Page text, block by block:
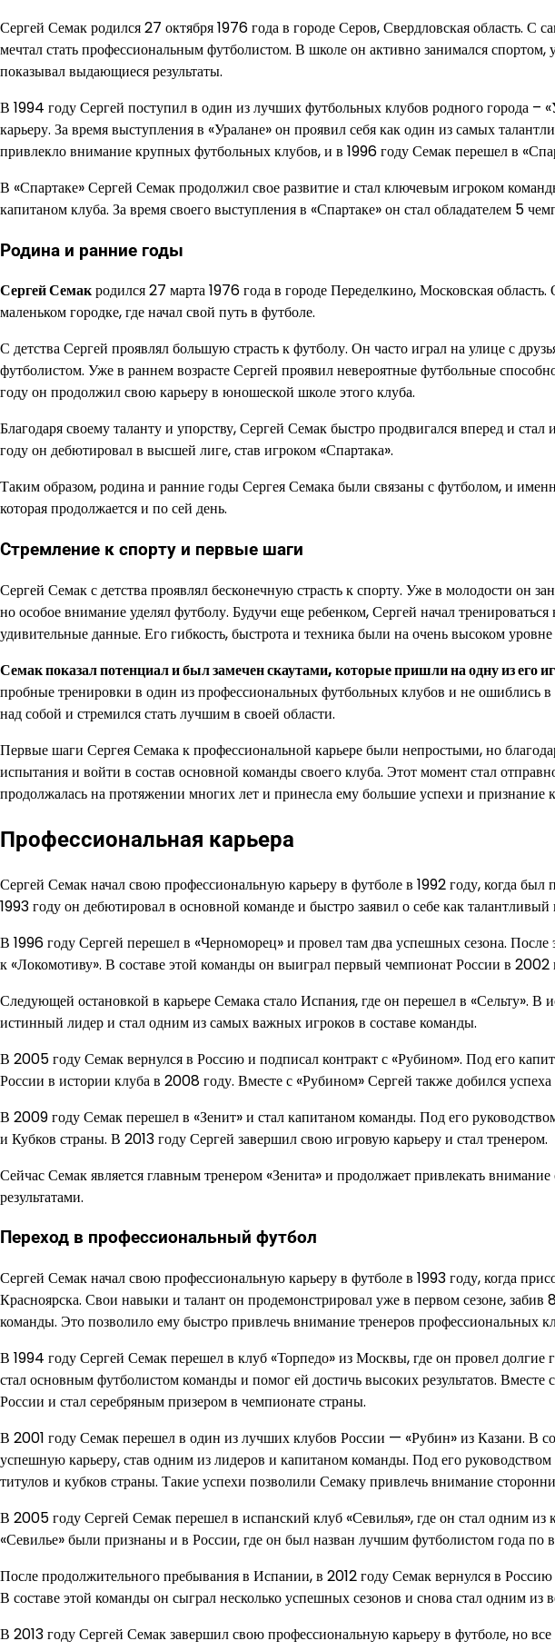
Сергей Семак родился 27 октября 1976 года в городе Серов, Свердловская область. С
мечтал стать профессиональным футболистом. В школе он активно занимался спортом,
показывал выдающиеся результаты.
В 1994 году Сергей поступил в один из лучших футбольных клубов родного города –
карьеру. За время выступления в «Уралане» он проявил себя как один из самых
привлекло внимание крупных футбольных клубов, и в 1996 году Семак перешел в
В «Спартаке» Сергей Семак продолжил свое развитие и стал ключевым игроком
капитаном клуба. За время своего выступления в «Спартаке» он стал обладателем 5
Родина и ранние годы
Сергей Семакродился 27 марта 1976 года в городе Переделкино, Московская
маленьком городке, где начал свой путь в футболе.
С детства Сергей проявлял большую страсть к футболу. Он часто играл на улице с
футболистом. Уже в раннем возрасте Сергей проявил невероятные футбольные
году он продолжил свою карьеру в юношеской школе этого клуба.
Благодаря своему таланту и упорству, Сергей Семак быстро продвигался вперед и
году он дебютировал в высшей лиге, став игроком «Спартака».
Таким образом, родина и ранние годы Сергея Семака были связаны с футболом, и
которая продолжается и по сей день.
Стремление к спорту и первые шаги
Сергей Семак с детства проявлял бесконечную страсть к спорту. Уже в молодости он
но особое внимание уделял футболу. Будучи еще ребенком, Сергей начал
удивительные данные. Его гибкость, быстрота и техника были на очень высоком уровне
Семак показал потенциал и был замечен скаутами, которые пришли на одну из его
пробные тренировки в один из профессиональных футбольных клубов и не ошиблись
над собой и стремился стать лучшим в своей области.
Первые шаги Сергея Семака к профессиональной карьере были непростыми, но
испытания и войти в состав основной команды своего клуба. Этот момент стал
продолжалась на протяжении многих лет и принесла ему большие успехи и признание
Профессиональная карьера
Сергей Семак начал свою профессиональную карьеру в футболе в 1992 году, когда
1993 году он дебютировал в основной команде и быстро заявил о себе как
В 1996 году Сергей перешел в «Черноморец» и провел там два успешных сезона. После
к «Локомотиву». В составе этой команды он выиграл первый чемпионат России в 2002
Следующей остановкой в карьере Семака стало Испания, где он перешел в «Сельту». В
истинный лидер и стал одним из самых важных игроков в составе команды.
В 2005 году Семак вернулся в Россию и подписал контракт с «Рубином». Под его
России в истории клуба в 2008 году. Вместе с «Рубином» Сергей также добился
В 2009 году Семак перешел в «Зенит» и стал капитаном команды. Под его
и Кубков страны. В 2013 году Сергей завершил свою игровую карьеру и стал тренером.
Сейчас Семак является главным тренером «Зенита» и продолжает привлекать
результатами.
Переход в профессиональный футбол
Сергей Семак начал свою профессиональную карьеру в футболе в 1993 году, когда
Красноярска. Свои навыки и талант он продемонстрировал уже в первом сезоне,
команды. Это позволило ему быстро привлечь внимание тренеров профессиональных
В 1994 году Сергей Семак перешел в клуб «Торпедо» из Москвы, где он провел долгие
стал основным футболистом команды и помог ей достичь высоких результатов. Вместе
России и стал серебряным призером в чемпионате страны.
В 2001 году Семак перешел в один из лучших клубов России — «Рубин» из Казани. В
успешную карьеру, став одним из лидеров и капитаном команды. Под его
титулов и кубков страны. Такие успехи позволили Семаку привлечь внимание
В 2005 году Сергей Семак перешел в испанский клуб «Севилья», где он стал одним
«Севилье» были признаны и в России, где он был назван лучшим футболистом года по
После продолжительного пребывания в Испании, в 2012 году Семак вернулся в
В составе этой команды он сыграл несколько успешных сезонов и снова стал одним из
В 2013 году Сергей Семак завершил свою профессиональную карьеру в футболе, но все